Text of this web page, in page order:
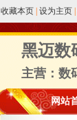
收藏本页 设为主页
黑迈数
主营：数
网站